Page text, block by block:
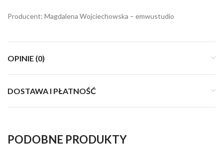
Producent: Magdalena Wojciechowska – emwustudio
OPINIE (0)
DOSTAWA I PŁATNOŚĆ
PODOBNE PRODUKTY